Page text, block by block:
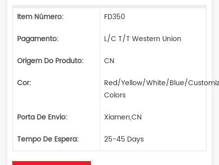
Item Número:
FD350
Pagamento:
L/C T/T Western Union
Origem Do Produto:
CN
Cor:
Red/Yellow/White/Blue/
Colors
Porta De Envio:
Xiamen,CN
Tempo De Espera:
25-45 Days